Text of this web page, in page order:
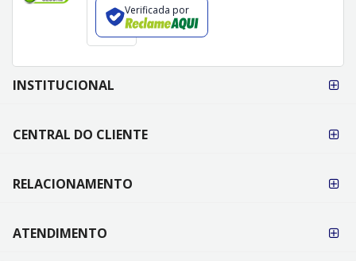
Verificada por
FORMAS DE
PAGAMENTO
INSTITUCIONAL
CENTRAL DO CLIENTE
RELACIONAMENTO
ATENDIMENTO